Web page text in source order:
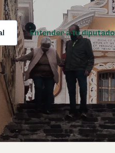
Entender a tu diputado